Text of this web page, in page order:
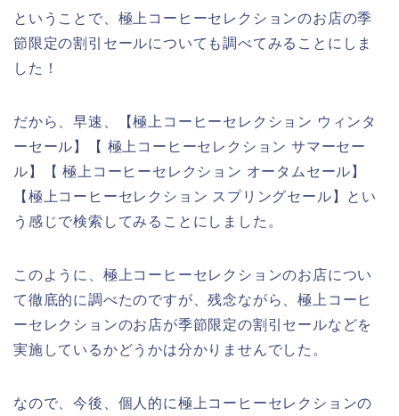
ということで、極上コーヒーセレクションのお店の季
節限定の割引セールについても調べてみることにしま
した！
だから、早速、【極上コーヒーセレクション ウィンタ
ーセール】【 極上コーヒーセレクション サマーセー
ル】【 極上コーヒーセレクション オータムセール】
【極上コーヒーセレクション スプリングセール】とい
う感じで検索してみることにしました。
このように、極上コーヒーセレクションのお店につい
て徹底的に調べたのですが、残念ながら、極上コーヒ
ーセレクションのお店が季節限定の割引セールなどを
実施しているかどうかは分かりませんでした。
なので、今後、個人的に極上コーヒーセレクションの